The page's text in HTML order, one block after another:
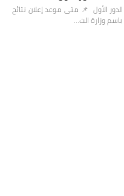
نتائج الثالث المتوسط 2025 الدور الأول 📌 متى موعد إعلان نتائج